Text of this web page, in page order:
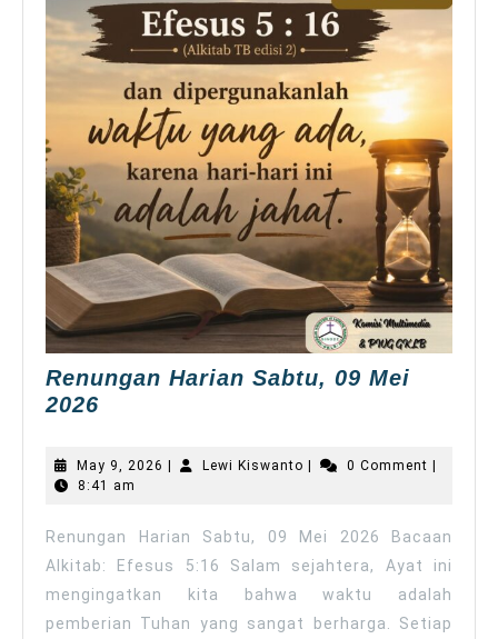
Renungan Harian Sabtu, 09 Mei
2026
Sabtu,
09
2026
May 9, 2026 May
Lewi Kiswanto Lewi
0 Comment
8:41 am
Renungan Harian Sabtu, 09 Mei 2026 Bacaan
Alkitab: Efesus 5:16 Salam sejahtera, Ayat ini
mengingatkan kita bahwa waktu adalah
pemberian Tuhan yang sangat berharga. Setiap